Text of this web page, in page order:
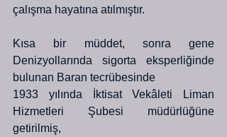
çalışma hayatına atılmıştır.
Kısa bir müddet, sonra gene
Denizyollarında sigorta eksperliğinde
bulunan Baran tecrübesinde
1933 yılında İktisat Vekâleti Liman
Hizmetleri Şubesi müdürlüğüne
getirilmiş,